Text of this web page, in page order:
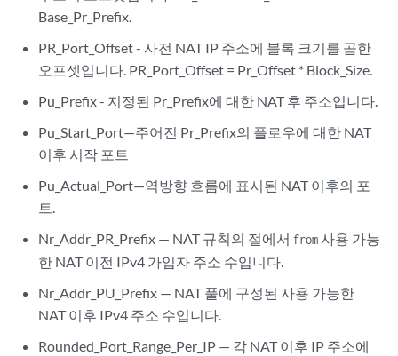
Base_Pr_Prefix.
PR_Port_Offset - 사전 NAT IP 주소에 블록 크기를 곱한
오프셋입니다. PR_Port_Offset = Pr_Offset * Block_Size.
Pu_Prefix - 지정된 Pr_Prefix에 대한 NAT 후 주소입니다.
Pu_Start_Port—주어진 Pr_Prefix의 플로우에 대한 NAT
이후 시작 포트
Pu_Actual_Port—역방향 흐름에 표시된 NAT 이후의 포
트.
Nr_Addr_PR_Prefix — NAT 규칙의 절에서 from사용 가능
한 NAT 이전 IPv4 가입자 주소 수입니다.
Nr_Addr_PU_Prefix — NAT 풀에 구성된 사용 가능한
NAT 이후 IPv4 주소 수입니다.
Rounded_Port_Range_Per_IP — 각 NAT 이후 IP 주소에